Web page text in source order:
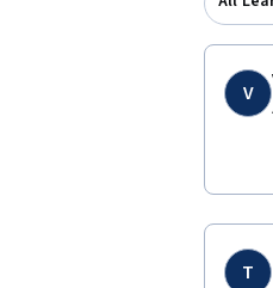
V
T